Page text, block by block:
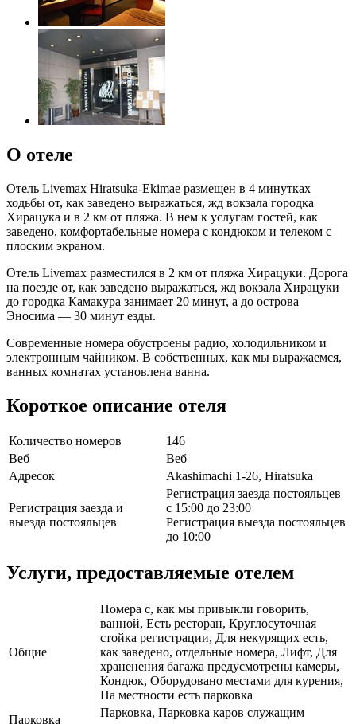
О отеле
Отель Livemax Hiratsuka-Ekimae размещен в 4 минутках
ходьбы от, как заведено выражаться, жд вокзала городка
Хирацука и в 2 км от пляжа. В нем к услугам гостей, как
заведено, комфортабельные номера с кондюком и телеком с
плоским экраном.
Отель Livemax разместился в 2 км от пляжа Хирацуки. Дорога
на поезде от, как заведено выражаться, жд вокзала Хирацуки
до городка Камакура занимает 20 минут, а до острова
Эносима — 30 минут езды.
Современные номера обустроены радио, холодильником и
электронным чайником. В собственных, как мы выражаемся,
ванных комнатах установлена ванна.
Короткое описание отеля
Количество номеров
146
Веб
Веб
Адресок
Akashimachi 1-26, Hiratsuka
Регистрация заезда и
выезда постояльцев
Регистрация заезда постояльцев
с 15:00 до 23:00
Регистрация выезда постояльцев
до 10:00
Услуги, предоставляемые отелем
Общие
Номера с, как мы привыкли говорить,
ванной, Есть ресторан, Круглосуточная
стойка регистрации, Для некурящих есть,
как заведено, отдельные номера, Лифт, Для
храненения багажа предусмотрены камеры,
Кондюк, Оборудовано местами для курения,
На местности есть парковка
Парковка
Парковка, Парковка каров служащим